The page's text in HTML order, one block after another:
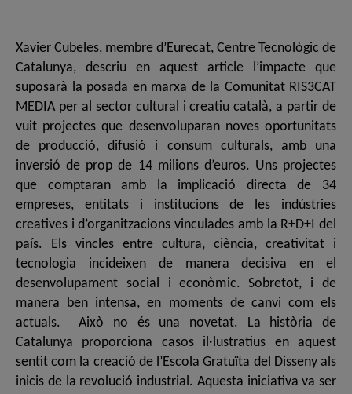
Xavier Cubeles, membre d’Eurecat, Centre Tecnològic de
Catalunya, descriu en aquest article l’impacte que
suposarà la posada en marxa de la Comunitat RIS3CAT
MEDIA per al sector cultural i creatiu català, a partir de
vuit projectes que desenvoluparan noves oportunitats
de producció, difusió i consum culturals, amb una
inversió de prop de 14 milions d’euros. Uns projectes
que comptaran amb la implicació directa de 34
empreses, entitats i institucions de les indústries
creatives i d’organitzacions vinculades amb la R+D+I del
país. Els vincles entre cultura, ciència, creativitat i
tecnologia incideixen de manera decisiva en el
desenvolupament social i econòmic. Sobretot, i de
manera ben intensa, en moments de canvi com els
actuals. Això no és una novetat. La història de
Catalunya proporciona casos il·lustratius en aquest
sentit com la creació de l’Escola Gratuïta del Disseny als
inicis de la revolució industrial. Aquesta iniciativa va ser